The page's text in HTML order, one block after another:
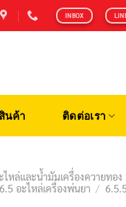
INBOX
นค้า ติดต่อเรา
ไหล่และน้ำมันเครื่องควายทอง
6.5 อะไหล่เครื่องพ่นยา /